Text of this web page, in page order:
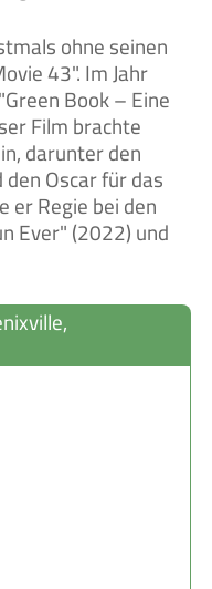
ohne seinen
43". Im Jahr
Book – Eine
Film brachte
darunter den
Oscar für das
er Regie bei den
Ever" (2022) und